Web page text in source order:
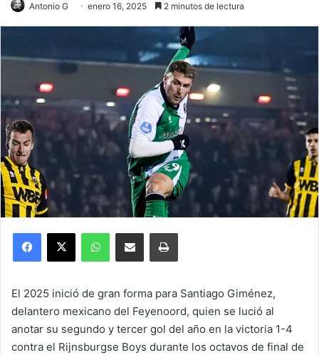
Antonio G enero 16, 2025 2 minutos de lectura
Facebook
X WhatsAppCompartir por correo electrónicoImprimir
El 2025 inició de gran forma para Santiago Giménez,
delantero mexicano del Feyenoord, quien se lució al
anotar su segundo y tercer gol del año en la victoria 1-4
contra el Rijnsburgse Boys durante los octavos de final de